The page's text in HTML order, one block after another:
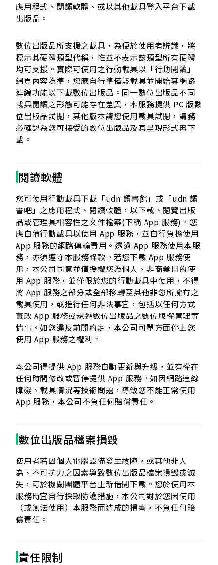
應用程式、閱讀軟體、或以其他載具登入平台下載
出版品。
數位出版品所支援之載具，為便於使用者辨識，將
標示其硬體類型代稱，惟並不表示該類型所有硬體
均可支援。實際可使用之行動載具以「行動閱讀」
網頁內容為準，您應自行準備該載具並開始其網路
連線功能以下載數位出版品。同一數位出版品不同
載具閱讀之形態可能存在差異，本服務提供 PC 版數
位出版品試閱，其他版本請您使用載具試閱，請務
必確認為您可接受的數位出版品及其呈現形式再下
載。
閱讀軟體
您可使用行動載具下載「udn 讀書館」或「udn 讀
書吧」之應用程式、閱讀軟體，以下載、閱覽出版
品或管理具相容性之文件檔案(下稱 App 服務)。您
應自備行動載具以使用 App 服務，並自行負擔使用
App 服務的網路傳輸費用。透過 App 服務使用本服
務，亦須遵守本服務條款。若您下載 App 服務使
用，本公司同意並僅授權您為個人、非商業目的使
用 App 服務，並僅限於您的行動載具中使用，不得
將 App 服務之部分或全部移轉至其他非您所擁有之
載具使用，或進行任何非法事宜，包括以任何方式
竄改 App 服務或規避數位出版品之數位版權管理等
情事。如您違反前開約定，本公司可單方面停止您
使用 App 服務之權利。
本公司得提供 App 服務自動更新與升級，並有權在
任何時間修改或暫停提供 App 服務。如因網路連線
障礙、載具情況等技術問題，導致您不能正常使用
App 服務，本公司不負任何賠償責任。
數位出版品檔案損毀
使用者若因個人電腦設備發生故障，或其他非人
為、不可抗力之因素導致數位出版品檔案損毀或滅
失，可於機關團體平台重新借閱下載。您於使用本
服務時宜自行採取防護措施，本公司對於您因使用
（或無法使用）本服務而造成的損害，不負任何賠
償責任。
責任限制